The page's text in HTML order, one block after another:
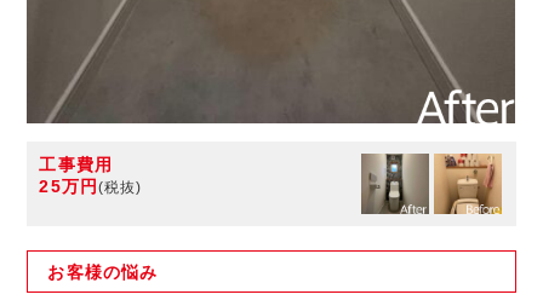
工事費用
25万円 (税抜)
お客様の悩み